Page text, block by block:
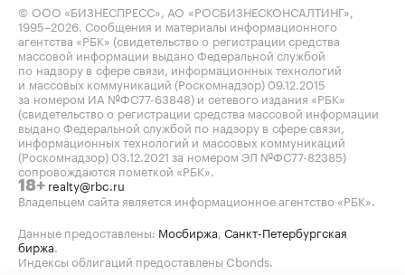
© ООО «БИЗНЕСПРЕСС», АО «РОСБИЗНЕСКОНСАЛТИНГ»,
1995–2026 . Сообщения и материалы информационного
агентства «РБК» (свидетельство о регистрации средства
массовой информации выдано Федеральной службой
по надзору в сфере связи, информационных технологий
и массовых коммуникаций (Роскомнадзор) 09.12.2015
за номером ИА №ФС77-63848) и сетевого издания «РБК»
(свидетельство о регистрации средства массовой информации
выдано Федеральной службой по надзору в сфере связи,
информационных технологий и массовых коммуникаций
(Роскомнадзор) 03.12.2021 за номером ЭЛ №ФС77-82385)
сопровождаются пометкой «РБК».
18+ realty@rbc.ru
Владельцем сайта является информационное агентство «РБК».
Данные предоставлены: Мосбиржа Санкт-Петербургская
биржа
Индексы облигаций предоставлены Cbonds.